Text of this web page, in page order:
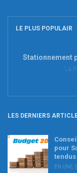
LE PLUS POPULAIR
Stationnement
La
LES DERNIERS
pour
EN UNE